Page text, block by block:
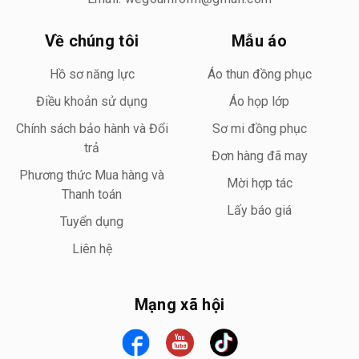
Về chúng tôi
Hồ sơ năng lực
Điều khoản sử dụng
Chính sách bảo hành và Đổi
trả
Phương thức Mua hàng và
Thanh toán
Tuyển dụng
Liên hệ
Mẫu áo
Áo thun đồng phục
Áo họp lớp
Sơ mi đồng phục
Đơn hàng đã may
Mời hợp tác
Lấy báo giá
Mạng xã hội